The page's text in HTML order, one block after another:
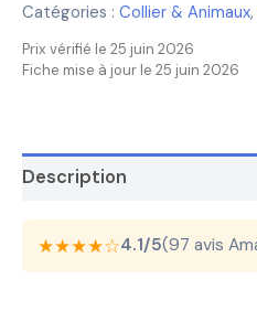
Catégories : Collier & Animaux,
Prix vérifié le 25 juin 2026
Fiche mise à jour le 25 juin 2026
Description
★★★★☆4.1/5(97 avis